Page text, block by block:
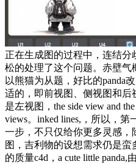
正在生成图的过程中，连结
松的处理了这个问题。赤壁气
以熊猫为从题，好比的panda
适的，即前视图、侧视图和后
是左视图，the side view and
views。inked lines,，所以，
一步，不只仅给你更多灵感
图，吉利物的设想需求仍是
的质量c4d，a cute little